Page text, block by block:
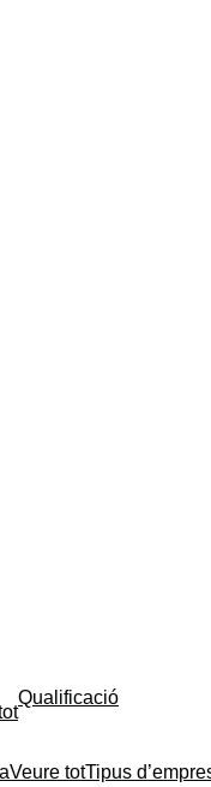
Qualificació
Veure totTipus